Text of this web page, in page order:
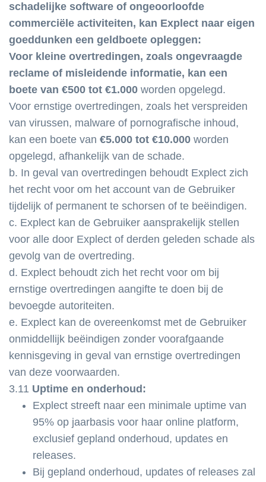
schadelijke software of ongeoorloofde
commerciële activiteiten, kan Explect naar eigen
goeddunken een geldboete opleggen:
Voor kleine overtredingen, zoals ongevraagde
reclame of misleidende informatie, kan een
boete van €500 tot €1.000 worden opgelegd.
Voor ernstige overtredingen, zoals het verspreiden
van virussen, malware of pornografische inhoud,
kan een boete van €5.000 tot €10.000 worden
opgelegd, afhankelijk van de schade.
b. In geval van overtredingen behoudt Explect zich
het recht voor om het account van de Gebruiker
tijdelijk of permanent te schorsen of te beëindigen.
c. Explect kan de Gebruiker aansprakelijk stellen
voor alle door Explect of derden geleden schade als
gevolg van de overtreding.
d. Explect behoudt zich het recht voor om bij
ernstige overtredingen aangifte te doen bij de
bevoegde autoriteiten.
e. Explect kan de overeenkomst met de Gebruiker
onmiddellijk beëindigen zonder voorafgaande
kennisgeving in geval van ernstige overtredingen
van deze voorwaarden.
3.11 Uptime en onderhoud:
Explect streeft naar een minimale uptime van
95% op jaarbasis voor haar online platform,
exclusief gepland onderhoud, updates en
releases.
Bij gepland onderhoud, updates of releases zal